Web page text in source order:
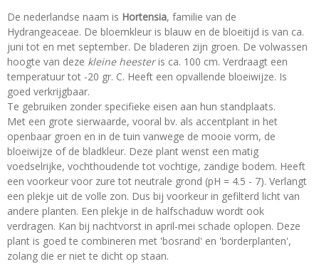
De nederlandse naam is Hortensia, familie van de
Hydrangeaceae. De bloemkleur is blauw en de bloeitijd is van ca.
juni tot en met september. De bladeren zijn groen. De volwassen
hoogte van deze kleine heesteris ca. 100 cm. Verdraagt een
temperatuur tot -20 gr. C. Heeft een opvallende bloeiwijze. Is
goed verkrijgbaar.
Te gebruiken zonder specifieke eisen aan hun standplaats.
Met een grote sierwaarde, vooral bv. als accentplant in het
openbaar groen en in de tuin vanwege de mooie vorm, de
bloeiwijze of de bladkleur. Deze plant wenst een matig
voedselrijke, vochthoudende tot vochtige, zandige bodem. Heeft
een voorkeur voor zure tot neutrale grond (pH = 4.5 - 7). Verlangt
een plekje uit de volle zon. Dus bij voorkeur in gefilterd licht van
andere planten. Een plekje in de halfschaduw wordt ook
verdragen. Kan bij nachtvorst in april-mei schade oplopen. Deze
plant is goed te combineren met 'bosrand' en 'borderplanten',
zolang die er niet te dicht op staan.